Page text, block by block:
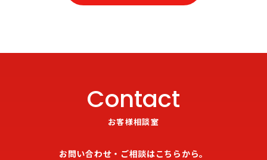
Contact
お客様相談室
お問い合わせ・ご相談はこちらから。